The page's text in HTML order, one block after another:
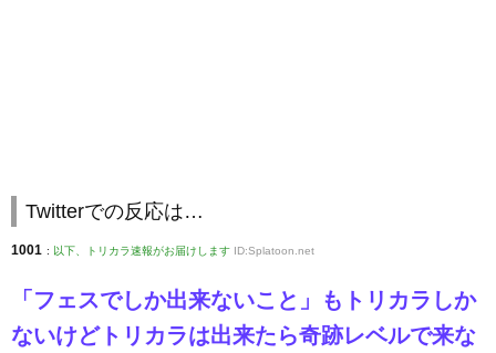
Twitterでの反応は…
1001 : 以下、トリカラ速報がお届けします ID:Splatoon.net
「フェスでしか出来ないこと」もトリカラしか
ないけどトリカラは出来たら奇跡レベルで来な